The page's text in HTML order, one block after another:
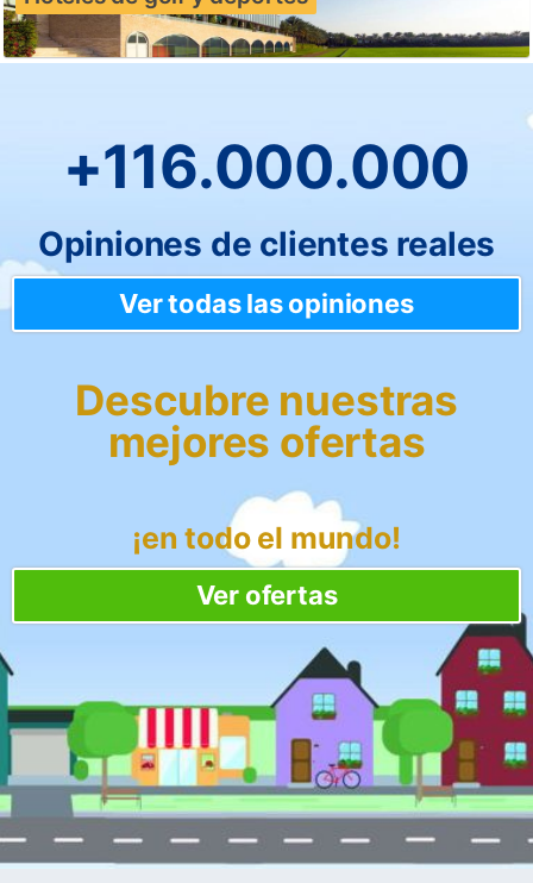
+116.000.000
Opiniones de clientes reales
Ver todas las opiniones
Descubre nuestras
mejores ofertas
¡en todo el mundo!
Ver ofertas